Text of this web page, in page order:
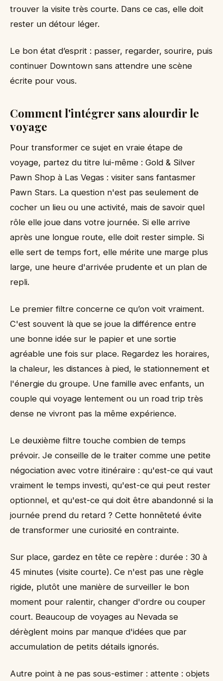
trouver la visite très courte. Dans ce cas, elle doit
rester un détour léger.
Le bon état d’esprit : passer, regarder, sourire, puis
continuer Downtown sans attendre une scène
écrite pour vous.
Comment l'intégrer sans alourdir le
voyage
Pour transformer ce sujet en vraie étape de
voyage, partez du titre lui-même : Gold & Silver
Pawn Shop à Las Vegas : visiter sans fantasmer
Pawn Stars. La question n'est pas seulement de
cocher un lieu ou une activité, mais de savoir quel
rôle elle joue dans votre journée. Si elle arrive
après une longue route, elle doit rester simple. Si
elle sert de temps fort, elle mérite une marge plus
large, une heure d'arrivée prudente et un plan de
repli.
Le premier filtre concerne ce qu’on voit vraiment.
C'est souvent là que se joue la différence entre
une bonne idée sur le papier et une sortie
agréable une fois sur place. Regardez les horaires,
la chaleur, les distances à pied, le stationnement et
l'énergie du groupe. Une famille avec enfants, un
couple qui voyage lentement ou un road trip très
dense ne vivront pas la même expérience.
Le deuxième filtre touche combien de temps
prévoir. Je conseille de le traiter comme une petite
négociation avec votre itinéraire : qu'est-ce qui vaut
vraiment le temps investi, qu'est-ce qui peut rester
optionnel, et qu'est-ce qui doit être abandonné si la
journée prend du retard ? Cette honnêteté évite
de transformer une curiosité en contrainte.
Sur place, gardez en tête ce repère : durée : 30 à
45 minutes (visite courte). Ce n'est pas une règle
rigide, plutôt une manière de surveiller le bon
moment pour ralentir, changer d'ordre ou couper
court. Beaucoup de voyages au Nevada se
dérèglent moins par manque d'idées que par
accumulation de petits détails ignorés.
Autre point à ne pas sous-estimer : attente : objets